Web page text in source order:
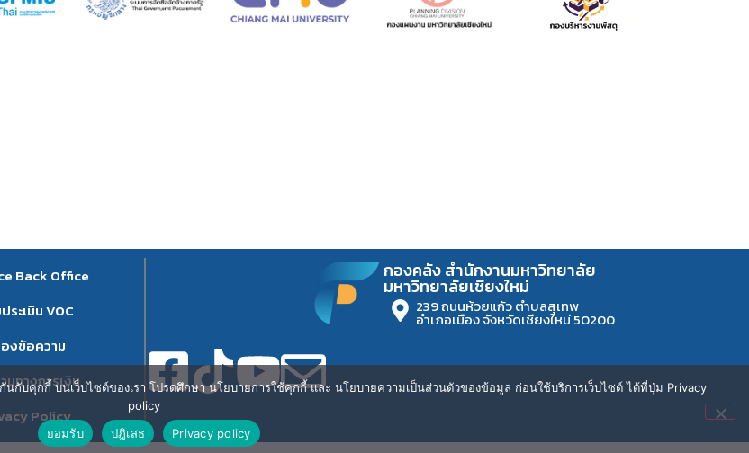
Back Office
ระเมิน VOC
งข้อความ
นทางการเงิน
Policy
กองคลัง สำนักงานมหาวิทยาลัย
มหาวิทยาลัยเชียงใหม่
239 ถนนห้วยแก้ว ตำบลสุเทพ
อำเภอเมือง จังหวัดเชียงใหม่ 50200
กับคุกกี้ บนเว็บไซต์ของเรา โปรดศึกษา นโยบายการใช้คุกกี้ และ นโยบายความเป็นส่วนตัวของข้อมูล ก่อนใช้บริการเว็บไซต์ ได้ที่ปุ่ม Privacy
policy
ยอมรับ
ปฎิเสธ Privacy policy